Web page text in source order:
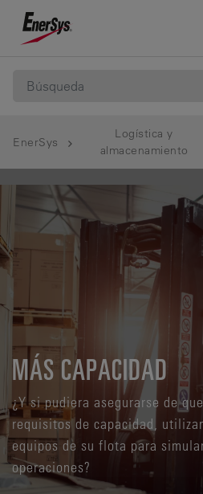
EnerSys
Logística y
almacenamiento
MÁS CAPACIDAD
¿Y si pudiera asegurarse de
requisitos de capacidad,
equipos de su flota para
operaciones?